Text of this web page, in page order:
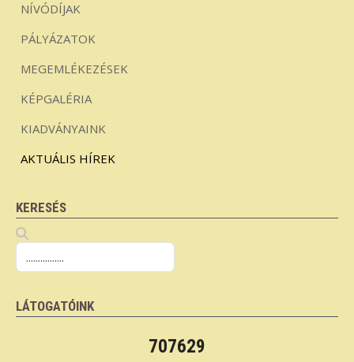
NÍVÓDÍJAK
PÁLYÁZATOK
MEGEMLÉKEZÉSEK
KÉPGALÉRIA
KIADVÁNYAINK
AKTUÁLIS HÍREK
KERESÉS
LÁTOGATÓINK
707629